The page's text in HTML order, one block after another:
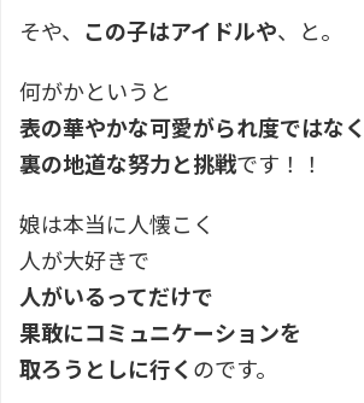
そや、 この子はアイドルや、と。
何がかというと
表の華やかな可愛がられ度ではなく
裏の地道な努力と挑戦です！！
娘は本当に人懐こく
人が大好きで
人がいるってだけで
果敢にコミュニケーションを
取ろうとしに行く のです。